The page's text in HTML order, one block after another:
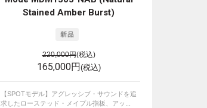
Stained Amber Burst)
220,000円(税込)
165,000円 (税込)
【SPOTモデル】アグレッシブ・サウンドを追
求したローステッド・メイプル指板、アッ...